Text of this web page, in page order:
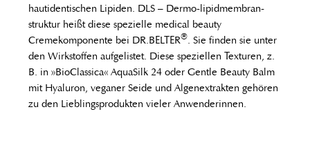
hautidentischen Lipiden. DLS – Dermo-lipidmembran-
struktur heißt diese spezielle medical beauty
Cremekomponente bei DR.BELTER®. Sie finden sie unter
den Wirkstoffen aufgelistet. Diese speziellen Texturen, z.
B. in »BioClassica« AquaSilk 24 oder Gentle Beauty Balm
mit Hyaluron, veganer Seide und Algenextrakten gehören
zu den Lieblingsprodukten vieler Anwenderinnen.